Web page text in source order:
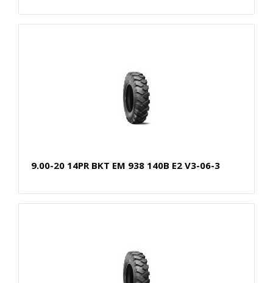
9.00-20 14PR BKT EM 938 140B E2 V3-06-3